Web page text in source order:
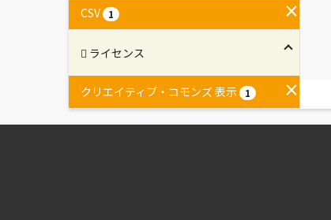
CSV 1
ライセンス
クリエイティブ・コモンズ 表示 1